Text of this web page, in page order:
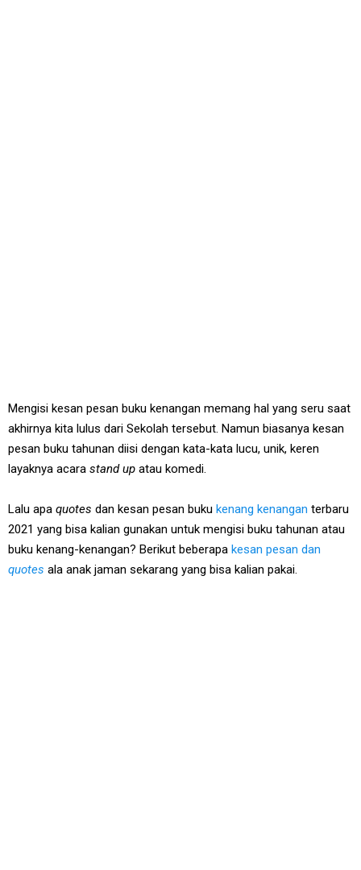
Mengisi kesan pesan buku kenangan memang hal yang seru saat
akhirnya kita lulus dari Sekolah tersebut. Namun biasanya kesan
pesan buku tahunan diisi dengan kata-kata lucu, unik, keren
layaknya acara stand up atau komedi.
Lalu apa quotes dan kesan pesan buku kenang kenangan terbaru
2021 yang bisa kalian gunakan untuk mengisi buku tahunan atau
buku kenang-kenangan? Berikut beberapa kesan pesan dan
quotes ala anak jaman sekarang yang bisa kalian pakai.